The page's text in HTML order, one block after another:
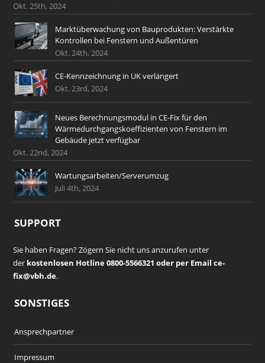
Okt. 25th, 2024
Marktüberwachung von Bauprodukten: Verstärkte
Kontrollen bei Fenstern und Außentüren
Okt. 24th, 2024
CE-Kennzeichnung in UK verlängert
Okt. 23rd, 2024
Neues Berechnungsmodul in CE-Fix für den
Wärmedurchgangskoeffizienten von Fenstern im
Gebäude jetzt verfügbar
Okt. 22nd, 2024
Wartungsarbeiten/Serverumzug
Juli 4th, 2024
SUPPORT
Sie haben Fragen? Zögern Sie nicht uns anzurufen unter
der kostenlosen Hotline 0800-5566321 oder per Email ce-
fix@vbh.de.
SONSTIGES
Ansprechpartner
Impressum